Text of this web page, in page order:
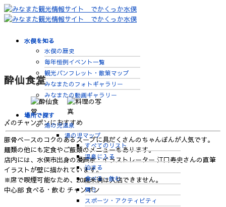
水俣を知る
水俣の歴史
毎年恒例イベント一覧
観光パンフレット・散策マップ
みなまたのフォトギャラリー
みなまたの動画ギャラリー
場所で探す
湯の児温泉
湯の児マップ
すべてのリスト
温泉に入る
泊まる
食べる・飲む
買う
スポーツ・アクティビティ
酔仙食堂
〆のチャンポンにおすすめ
豚骨ベースのコクのあるスープに具だくさんのちゃんぽんが人気です。
麺類の他にも定食やご飯類のメニューもあります。
店内には、水俣市出身の漫画家・イラストレーター 江口寿史さんの直筆
イラストが壁に描かれています。
※席で喫煙可能なため、20歳未満は入店できません。
中心部 食べる・飲む チャンポン